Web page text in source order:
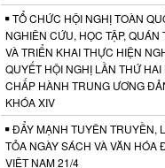
TỔ CHỨC HỘI NGHỊ TOÀN
NGHIÊN CỨU, HỌC TẬP, QUÁN
VÀ TRIỂN KHAI THỰC HIỆN
QUYẾT HỘI NGHỊ LẦN THỨ HAI
CHẤP HÀNH TRUNG ƯƠNG
KHÓA XIV
ĐẨY MẠNH TUYÊN TRUYỀN,
TỎA NGÀY SÁCH VÀ VĂN HÓA
VIỆT NAM 21/4